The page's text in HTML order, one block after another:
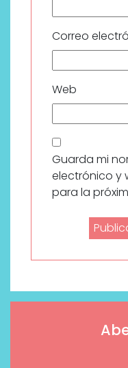
Correo
Web
Guarda mi
electrónico y
para la